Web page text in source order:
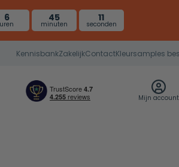
6
uren
45
minuten
10
seconden
KennisbankZakelijkContactKleursamples
Mijn account